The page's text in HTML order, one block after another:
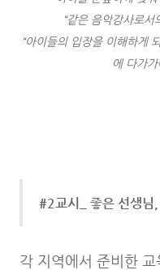
“같은 음악강사로
“아이들의 입장을 이해하게
에 다가
#2교시_ 좋은 선생님
각 지역에서 준비한